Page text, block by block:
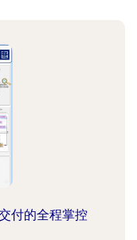
付的全程掌控